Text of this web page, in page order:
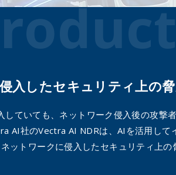
）
」
入したセキュリティ上の
ていても、ネットワーク侵入後の攻撃
AI社のVectra AI NDRは、AIを活用して
ットワークに侵入したセキュリティ上